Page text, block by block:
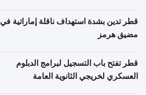
قطر تدين بشدة استهداف ناقلة إماراتية في
مضيق هرمز
قطر تفتح باب التسجيل لبرامج الدبلوم
العسكري لخريجي الثانوية العامة